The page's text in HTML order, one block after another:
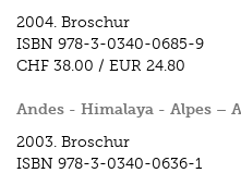
2004. Broschur
ISBN 978-3-0340-0685-9
CHF 38.00 / EUR 24.80
Andes - Himalaya - Alpes –
2003. Broschur
ISBN 978-3-0340-0636-1